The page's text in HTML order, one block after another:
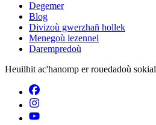
Degemer
Blog
Divizoù gwerzhañ hollek
Menegoù lezennel
Darempredoù
Heuilhit ac'hanomp er rouedadoù sokial